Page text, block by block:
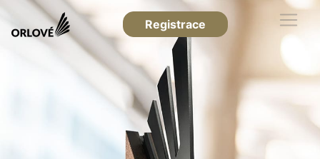
Registrace